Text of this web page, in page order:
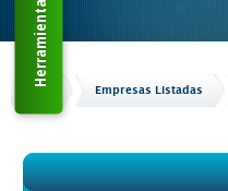
Inicio Empresas Listadas
Herramientas